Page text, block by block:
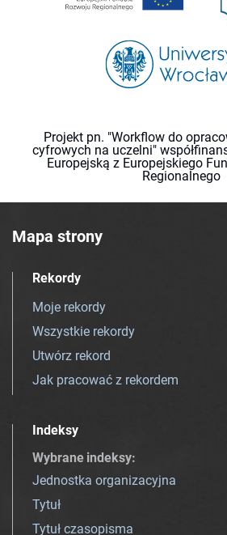
Projekt pn. "Workflow do
cyfrowych na uczelni"
Europejską z Europejskiego
Regionalnego
Mapa strony
Rekordy
Moje rekordy
Wszystkie rekordy
Utwórz rekord
Jak pracować z rekordem
Indeksy
Wybrane indeksy:
Jednostka organizacyjna
Tytuł
Tytuł czasopisma